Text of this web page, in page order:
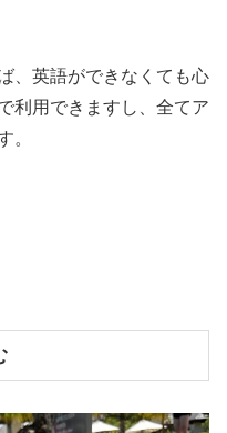
、英語ができなくても心
利用できますし、全てア
。